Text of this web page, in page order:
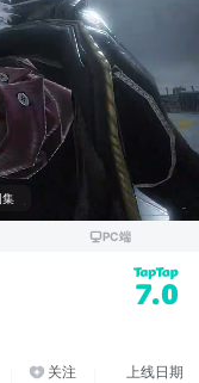
集
PC端
7.0
关注 上线日期